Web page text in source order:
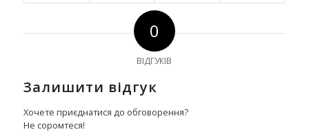
0
ВІДГУКІВ
Залишити відгук
Хочете приєднатися до обговорення?
Не соромтеся!